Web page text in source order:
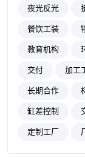
夜光反光
餐饮工装
教育机构
交付
加工
长期合作
缸差控制
定制工厂